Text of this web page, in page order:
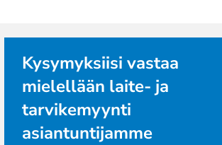
Kysymyksiisi vastaa
mielellään laite- ja
tarvikemyynti
asiantuntijamme